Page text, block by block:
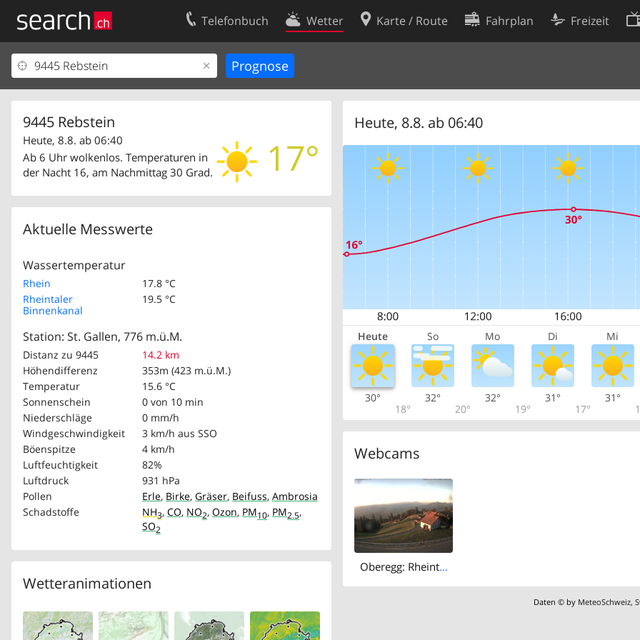
Telefonbuch Wetter Karte / Route Fahrplan Freizeit
9445 Rebstein
17°
Heute, 8.8. ab 06:40
Ab 6 Uhr wolkenlos. Temperaturen in
der Nacht 16, am Nachmittag 30 Grad.
Aktuelle Messwerte
Wassertemperatur
Rhein
17.8 °C
Rheintaler
Binnenkanal
19.5 °C
Station: St. Gallen, 776 m.ü.M.
Distanz zu 9445
14.2 km
Höhendifferenz
353m (423 m.ü.M.)
Temperatur
15.6 °C
Sonnenschein
0 von 10 min
Niederschläge
0 mm/h
Windgeschwindigkeit
3 km/h aus SSO
Böenspitze
4 km/h
Luftfeuchtigkeit
82%
Luftdruck
931 hPa
Pollen
Erle, Birke, Gräser, Beifuss, Ambrosia
Schadstoffe
NH3, CO, NO2, Ozon, PM10, PM2.5,
SO2
Wetteranimationen
Heute, 8.8. ab 06:40
Heute So Mo Di Mi
30°
18°
32°
20°
32°
19°
31°
17°
31°
Webcams
Oberegg: Rheintal-Alpstein
Daten © by MeteoSchweiz,
Ihr Eintrag
Kundencenter Geschäftskunden
Kontakt
Nutzungsbedingungen
Cookie-Einstellungen